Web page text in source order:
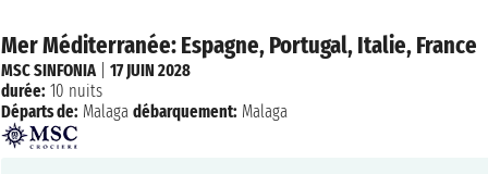
Mer Méditerranée: Espagne, Portugal, Italie, France
MSC SINFONIA|17 JUIN 2028
durée: 10 nuits
Départs de: Malaga débarquement: Malaga